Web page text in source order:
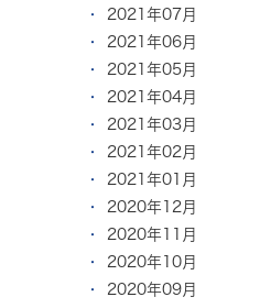
2021年07月
2021年06月
2021年05月
2021年04月
2021年03月
2021年02月
2021年01月
2020年12月
2020年11月
2020年10月
2020年09月